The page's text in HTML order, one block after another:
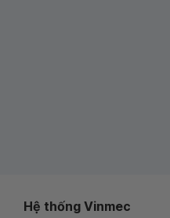
Hệ thống Vinmec